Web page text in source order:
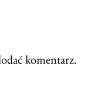
komentarz.